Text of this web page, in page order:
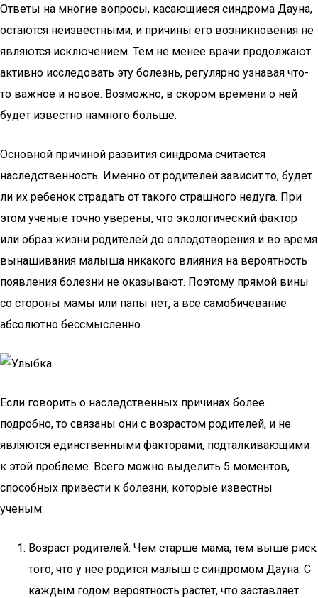
Ответы на многие вопросы, касающиеся синдрома Дауна,
остаются неизвестными, и причины его возникновения не
являются исключением. Тем не менее врачи продолжают
активно исследовать эту болезнь, регулярно узнавая что-
то важное и новое. Возможно, в скором времени о ней
будет известно намного больше.
Основной причиной развития синдрома считается
наследственность. Именно от родителей зависит то, будет
ли их ребенок страдать от такого страшного недуга. При
этом ученые точно уверены, что экологический фактор
или образ жизни родителей до оплодотворения и во время
вынашивания малыша никакого влияния на вероятность
появления болезни не оказывают. Поэтому прямой вины
со стороны мамы или папы нет, а все самобичевание
абсолютно бессмысленно.
Если говорить о наследственных причинах более
подробно, то связаны они с возрастом родителей, и не
являются единственными факторами, подталкивающими
к этой проблеме. Всего можно выделить 5 моментов,
способных привести к болезни, которые известны
ученым:
Возраст родителей. Чем старше мама, тем выше риск
того, что у нее родится малыш с синдромом Дауна. С
каждым годом вероятность растет, что заставляет